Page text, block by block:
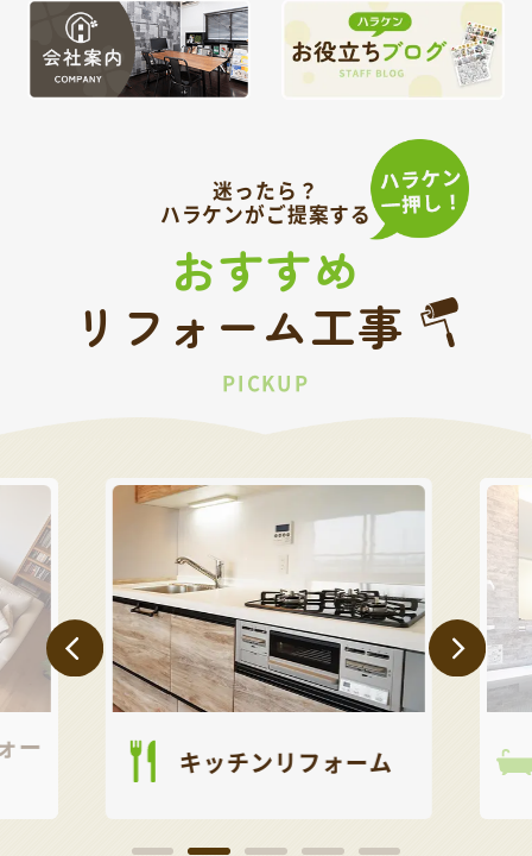
迷ったら？
ハラケンがご提案する
おすすめ
リフォーム工事
PICKUP
ー キッチンリフォーム